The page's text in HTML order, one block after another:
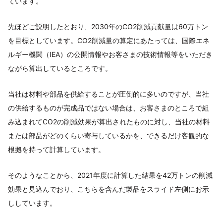
先ほどご説明したとおり、2030年のCO2削減貢献量は60万トン
を目標としています。CO2削減量の算定にあたっては、国際エネ
ルギー機関（IEA）の公開情報やお客さまの技術情報等をいただき
ながら算出しているところです。
当社は材料や部品を供給することが圧倒的に多いのですが、当社
の供給するものが完成品ではない場合は、お客さまのところで組
み込まれてCO2の削減効果が算出されたものに対し、当社の材料
または部品がどのくらい寄与しているかを、できるだけ客観的な
根拠を持って計算しています。
そのようなことから、2021年度に計算した結果を42万トンの削減
効果と見込んでおり、こちらを含んだ製品をスライド左側にお示
ししています。